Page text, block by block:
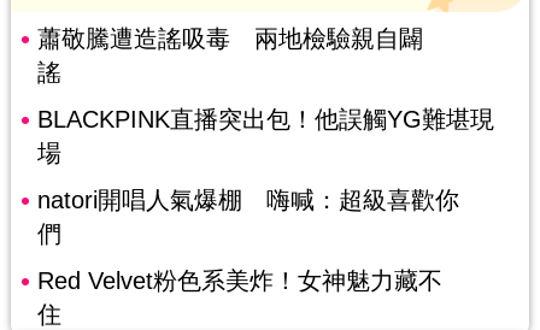
蕭敬騰遭造謠吸毒 兩地檢驗親自闢
謠
BLACKPINK直播突出包！他誤觸YG難堪現
場
natori開唱人氣爆棚 嗨喊：超級喜歡你
們
Red Velvet粉色系美炸！女神魅力藏不
住